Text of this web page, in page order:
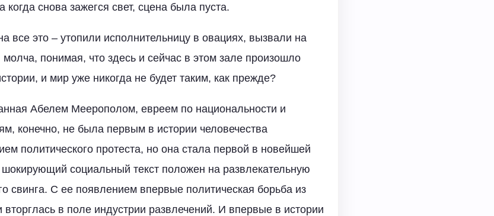
когда снова зажегся свет, сцена была пуста.
все это – утопили исполнительницу в овациях, вызвали на
понимая, что здесь и сейчас в этом зале произошло
и мир уже никогда не будет таким, как прежде?
Абелем Меерополом, евреем по национальности и
конечно, не была первым в истории человечества
политического протеста, но она стала первой в новейшей
шокирующий социальный текст положен на развлекательную
свинга. С ее появлением впервые политическая борьба из
в поле индустрии развлечений. И впервые в истории